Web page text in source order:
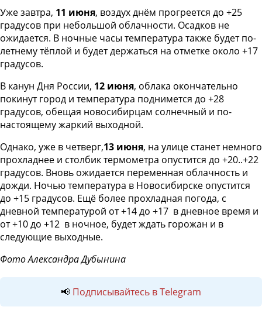
Уже завтра, 11 июня, воздух днём прогреется до +25
градусов при небольшой облачности. Осадков не
ожидается. В ночные часы температура также будет по-
летнему тёплой и будет держаться на отметке около +17
градусов.
В канун Дня России, 12 июня, облака окончательно
покинут город и температура поднимется до +28
градусов, обещая новосибирцам солнечный и по-
настоящему жаркий выходной.
Однако, уже в четверг,13 июня, на улице станет немного
прохладнее и столбик термометра опустится до +20..+22
градусов. Вновь ожидается переменная облачность и
дожди. Ночью температура в Новосибирске опустится
до +15 градусов. Ещё более прохладная погода, с
дневной температурой от +14 до +17 в дневное время и
от +10 до +12 в ночное, будет ждать горожан и в
следующие выходные.
Фото Александра Дубынина
📢 Подписывайтесь в Telegram